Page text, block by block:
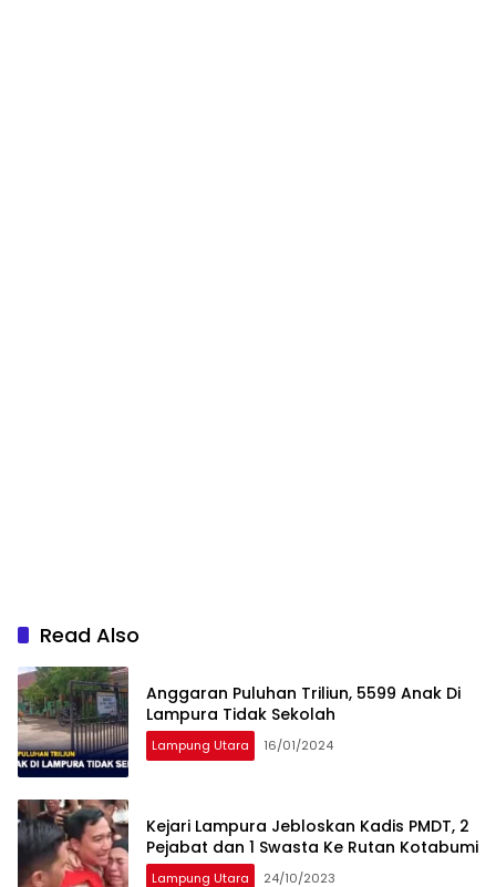
Read Also
Anggaran Puluhan Triliun, 5599 Anak Di
Lampura Tidak Sekolah
Lampung Utara 16/01/2024
Kejari Lampura Jebloskan Kadis PMDT, 2
Pejabat dan 1 Swasta Ke Rutan Kotabumi
Lampung Utara 24/10/2023